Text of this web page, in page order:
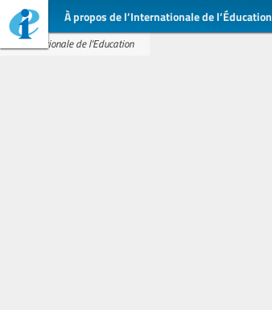
À propos de l’Internationale de l’Éducation
Internationale de l'Education